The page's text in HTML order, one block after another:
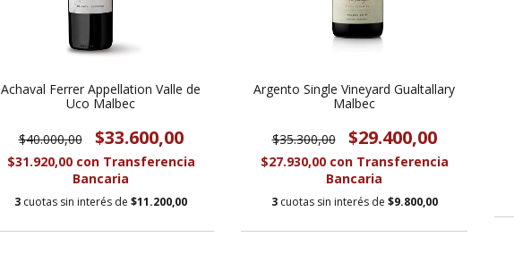
Achaval Ferrer Appellation Valle de
Uco Malbec
$40.000,00 $33.600,00
$31.920,00 con Transferencia
Bancaria
3 cuotas sin interés de $11.200,00
Argento Single Vineyard Gualtallary
Malbec
$35.300,00 $29.400,00
$27.930,00 con Transferencia
Bancaria
3 cuotas sin interés de $9.800,00